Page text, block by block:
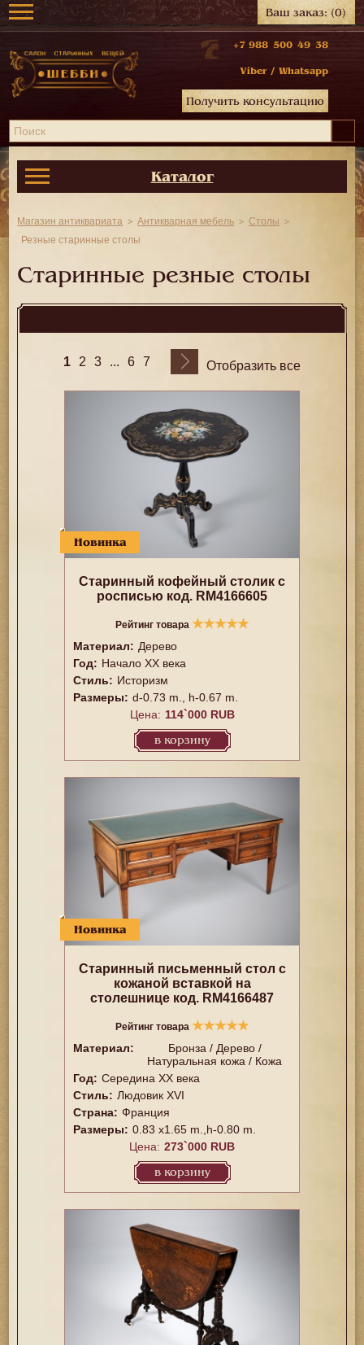
Ваш заказ:(0)
+7 988 500 49 38
Viber / Whatsapp
Получить консультацию
Каталог
Магазин антиквариата Антикварная мебель
Столы
Резные старинные столы
Старинные резные столы
1 2 3 ... 6 7 Отобразить все
Новинка
Старинный кофейный столик с
росписью код. RM4166605
Рейтинг товара ★★★★★
Материал: Дерево
Год: Начало XX века
Стиль: Историзм
Размеры: d-0.73 m., h-0.67 m.
Цена: 114`000 RUB
в корзину
Новинка
Старинный письменный стол с
кожаной вставкой на
столешнице код. RM4166487
Рейтинг товара ★★★★★
Материал:
Бронза / Дерево /
Натуральная кожа / Кожа
Год: Середина XX векa
Стиль: Людовик XVI
Страна: Франция
Размеры: 0.83 x1.65 m.,h-0.80 m.
Цена: 273`000 RUB
в корзину